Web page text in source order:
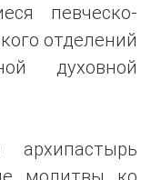
певческо-
отделений
духовной